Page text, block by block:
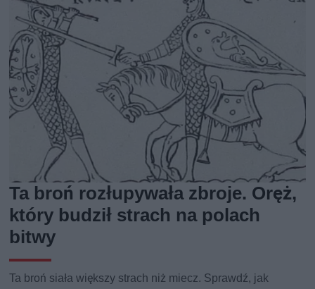
Ta broń rozłupywała zbroje. Oręż,
który budził strach na polach
bitwy
Ta broń siała większy strach niż miecz. Sprawdź, jak